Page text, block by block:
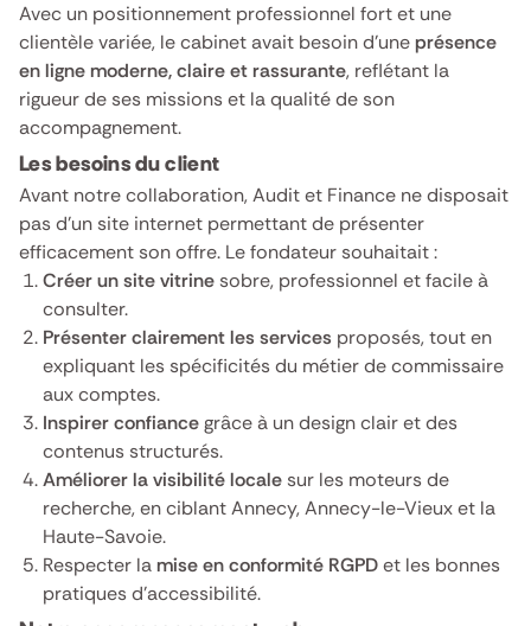
Avec un positionnement professionnel fort et une
clientèle variée, le cabinet avait besoin d’uneprésence
en ligne moderne, claire et rassurante, reflétant la
rigueur de ses missions et la qualité de son
accompagnement.
Les besoins du client
Avant notre collaboration, Audit et Finance ne disposait
pas d’un site internet permettant de présenter
efficacement son offre. Le fondateur souhaitait :
Créer un site vitrinesobre, professionnel et facile à
consulter.
Présenter clairement les services proposés, tout en
expliquant les spécificités du métier de commissaire
aux comptes.
Inspirer confiancegrâce à un design clair et des
contenus structurés.
Améliorer la visibilité localesur les moteurs de
recherche, en ciblant Annecy, Annecy-le-Vieux et la
Haute-Savoie.
Respecter lamise en conformité RGPDet les bonnes
pratiques d’accessibilité.